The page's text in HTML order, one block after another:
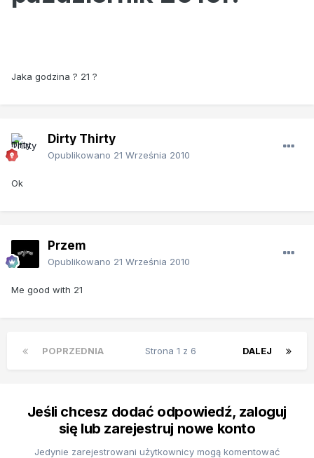
Jaka godzina ? 21 ?
Dirty Thirty
Opublikowano 21 Września 2010
Ok
Przem
Opublikowano 21 Września 2010
Me good with 21
POPRZEDNIA DALEJ
Strona 1 z 6
Jeśli chcesz dodać odpowiedź, zaloguj
się lub zarejestruj nowe konto
Jedynie zarejestrowani użytkownicy mogą komentować